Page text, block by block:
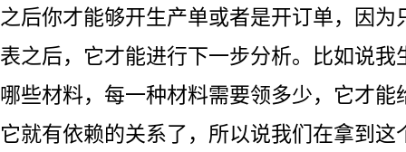
之后你才能够开生产单或者是开订单，因为
表之后，它才能进行下一步分析。比如说我
哪些材料，每一种材料需要领多少，它才能
它就有依赖的关系了，所以说我们在拿到这